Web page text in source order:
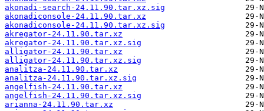
akonadi-search-24.11.90.tar.xz.sig
akonadiconsole-24.11.90.tar.xz
akonadiconsole-24.11.90.tar.xz.sig
akregator-24.11.90.tar.xz
akregator-24.11.90.tar.xz.sig
alligator-24.11.90.tar.xz
alligator-24.11.90.tar.xz.sig
analitza-24.11.90.tar.xz
analitza-24.11.90.tar.xz.sig
angelfish-24.11.90.tar.xz
angelfish-24.11.90.tar.xz.sig
arianna-24.11.90.tar.xz